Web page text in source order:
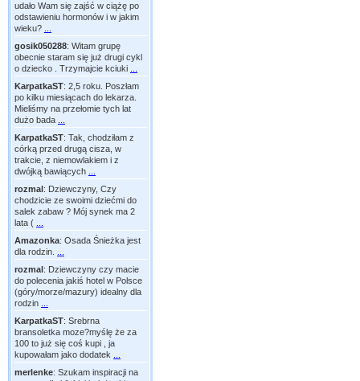
udało Wam się zajść w ciążę po
odstawieniu hormonów i w jakim
wieku?
gosik050288: Witam grupę
obecnie staram się już drugi cykl
o dziecko . Trzymajcie kciuki
KarpatkaST: 2,5 roku. Poszłam
po kilku miesiącach do lekarza.
Mieliśmy na przełomie tych lat
dużo bada
KarpatkaST: Tak, chodziłam z
córką przed drugą cisza, w
trakcie, z niemowlakiem i z
dwójką bawiących
rozmal: Dziewczyny, Czy
chodzicie ze swoimi dziećmi do
salek zabaw ? Mój synek ma 2
lata (
Amazonka: Osada Śnieżka jest
dla rodzin.
rozmal: Dziewczyny czy macie
do polecenia jakiś hotel w Polsce
(góry/morze/mazury) idealny dla
rodzin
KarpatkaST: Srebrna
bransoletka moze?myślę że za
100 to już się coś kupi , ja
kupowałam jako dodatek
merlenke: Szukam inspiracji na